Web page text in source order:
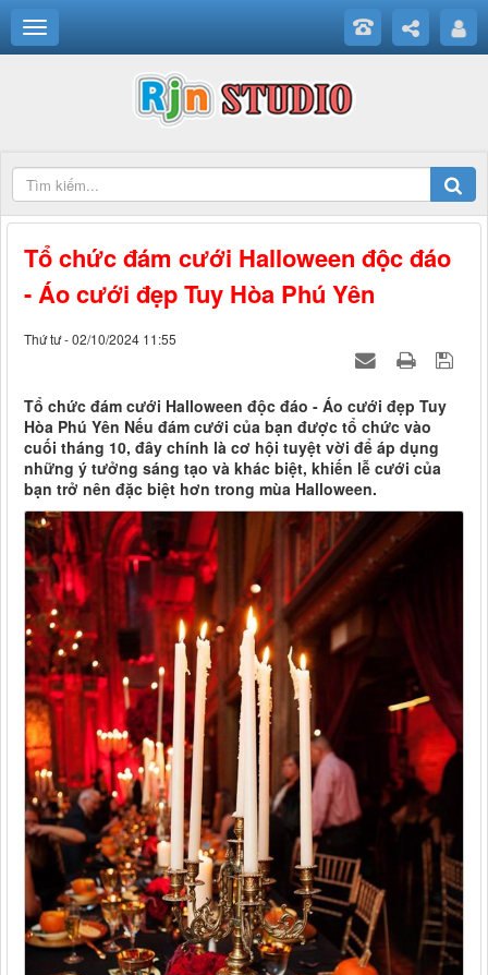
Tổ chức đám cưới Halloween độc đáo
- Áo cưới đẹp Tuy Hòa Phú Yên
Thứ tư - 02/10/2024 11:55
Tổ chức đám cưới Halloween độc đáo - Áo cưới đẹp Tuy
Hòa Phú Yên Nếu đám cưới của bạn được tổ chức vào
cuối tháng 10, đây chính là cơ hội tuyệt vời để áp dụng
những ý tưởng sáng tạo và khác biệt, khiến lễ cưới của
bạn trở nên đặc biệt hơn trong mùa Halloween.